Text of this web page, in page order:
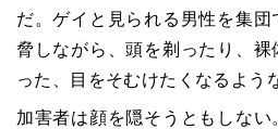
だ。ゲイと見られる男性を集
脅しながら、頭を剃ったり、
った、目をそむけたくなるよう
加害者は顔を隠そうともしな